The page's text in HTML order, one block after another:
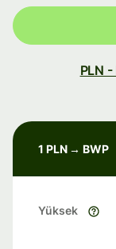
PLN
1 PLN → BWP
Yüksek